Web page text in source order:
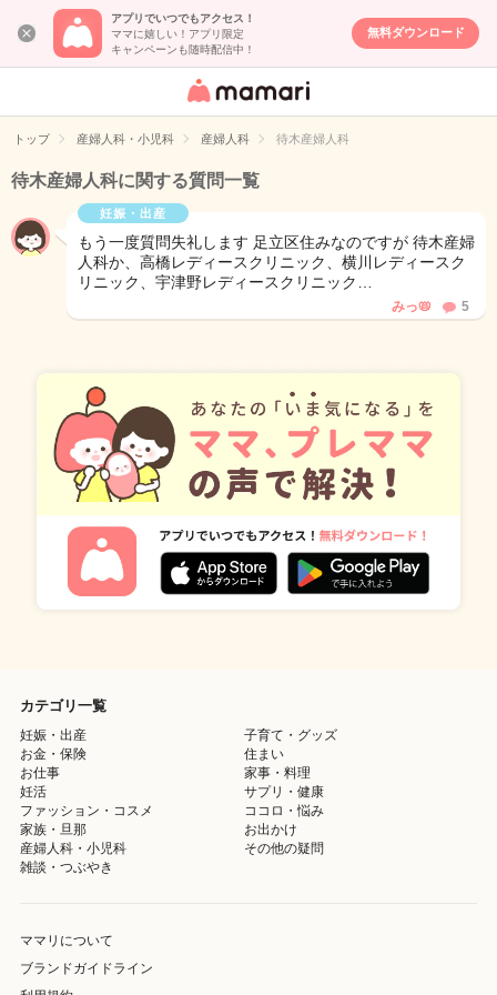
アプリでいつでもアクセス！
ママに嬉しい！アプリ限定
キャンペーンも随時配信中！
無料ダウンロード
女性専用匿名QA
イト
トップ 産婦人科・小児科 産婦人科 待木産婦人科
待木産婦人科に関する質問一覧
妊娠・出産
もう一度質問失礼します 足立区住みなのですが 待木産婦
人科か、高橋レディースクリニック、横川レディースク
リニック、宇津野レディースクリニック…
みっ📛 5
カテゴリ一覧
妊娠・出産
子育て・グッズ
お金・保険
住まい
お仕事
家事・料理
妊活
サプリ・健康
ファッション・コスメ
ココロ・悩み
家族・旦那
お出かけ
産婦人科・小児科
その他の疑問
雑談・つぶやき
ママリについて
ブランドガイドライン